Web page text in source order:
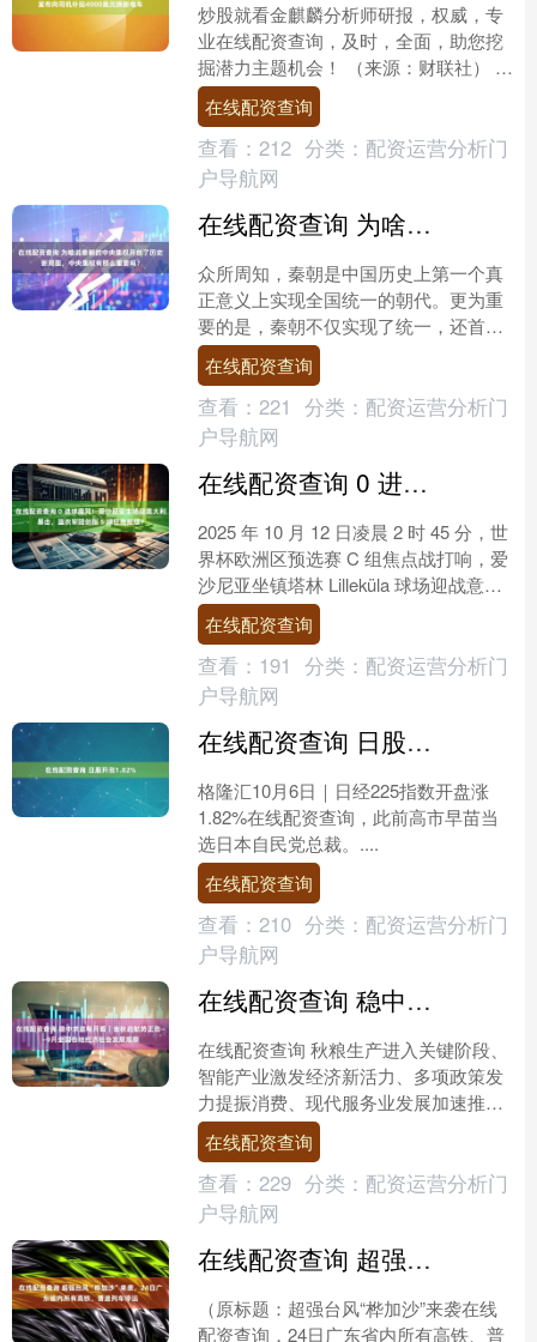
炒股就看金麒麟分析师研报，权威，专
业在线配资查询，及时，全面，助您挖
掘潜力主题机会！ （来源：财联社） 财
联社10月23日讯（编辑 马兰）Uber正在
加速其电动....
在线配资查询
查看： 212 分类： 配资运营分析门
户导航网
在线配资查询 为啥说秦朝的中央集权开创了历史新局面，中央集权有那么重要吗？
众所周知，秦朝是中国历史上第一个真
正意义上实现全国统一的朝代。更为重
要的是，秦朝不仅实现了统一，还首次
建立了中央集权的政权。可以说在线配
资查询，秦朝的出现开启了....
在线配资查询
查看： 221 分类： 配资运营分析门
户导航网
在线配资查询 0 进球魔咒！爱沙尼亚主场迎意大利暴击，蓝衣军团剑指 5 球狂胜延续？
2025 年 10 月 12 日凌晨 2 时 45 分，世
界杯欧洲区预选赛 C 组焦点战打响，爱
沙尼亚坐镇塔林 Lilleküla 球场迎战意大
利。积 1 分垫....
在线配资查询
查看： 191 分类： 配资运营分析门
户导航网
在线配资查询 日股开涨1.82%
格隆汇10月6日｜日经225指数开盘涨
1.82%在线配资查询，此前高市早苗当
选日本自民党总裁。....
在线配资查询
查看： 210 分类： 配资运营分析门
户导航网
在线配资查询 稳中求进每月看｜金秋启航势正劲——9月全国各地经济社会发展观察
在线配资查询 秋粮生产进入关键阶段、
智能产业激发经济新活力、多项政策发
力提振消费、现代服务业发展加速推
进……9月以来，全国各地各部门干字当
头、奋发进取，我国经济....
在线配资查询
查看： 229 分类： 配资运营分析门
户导航网
在线配资查询 超强台风“桦加沙”来袭，24日广东省内所有高铁、普速列车停运
（原标题：超强台风“桦加沙”来袭在线
配资查询，24日广东省内所有高铁、普